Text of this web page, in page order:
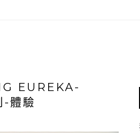
EUREKA-
-體驗